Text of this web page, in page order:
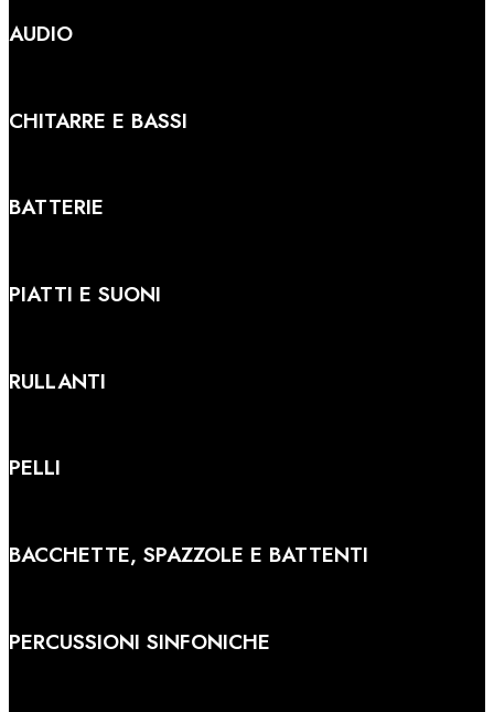
AUDIO
CHITARRE E BASSI
BATTERIE
PIATTI E SUONI
RULLANTI
PELLI
BACCHETTE, SPAZZOLE E BATTENTI
PERCUSSIONI SINFONICHE